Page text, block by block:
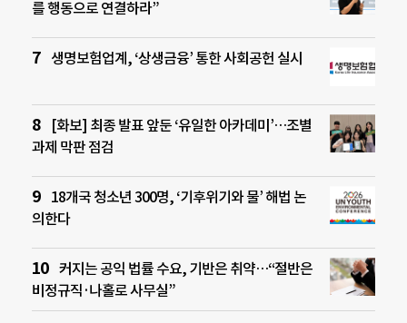
를 행동으로 연결하라”
생명보험업계, ‘상생금융’ 통한 사회공헌 실시
[화보] 최종 발표 앞둔 ‘유일한 아카데미’…조별
과제 막판 점검
18개국 청소년 300명, ‘기후위기와 물’ 해법 논
의한다
커지는 공익 법률 수요, 기반은 취약…“절반은
비정규직·나홀로 사무실”